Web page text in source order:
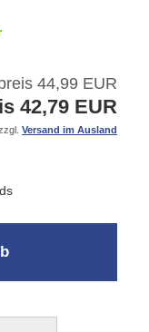
44,99 EUR
42,79 EUR
Versand im Ausland